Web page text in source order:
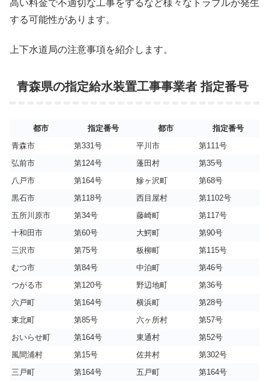
高い料金で不適切な工事をするなど様々なトラブルが発生
する可能性があります。
上下水道局の注意事項を紹介します。
青森県の指定給水装置工事事業者 指定番号
都市 指定番号 都市
指定番号
青森市
第331号 平川市
第111号
弘前市
第124号 蓬田村
第35号
八戸市
第164号 鰺ヶ沢町
第68号
黒石市
第118号 西目屋村
第1102号
五所川原市
第34号 藤崎町
第117号
十和田市
第60号 大鰐町
第90号
三沢市
第75号 板柳町
第115号
むつ市
第84号 中泊町
第46号
つがる市
第120号 野辺地町
第36号
六戸町
第164号 横浜町
第28号
東北町
第85号 六ヶ所村
第57号
おいらせ町
第164号 東通村
第52号
風間浦村
第15号 佐井村
第302号
三戸町
第164号 五戸町
第164号